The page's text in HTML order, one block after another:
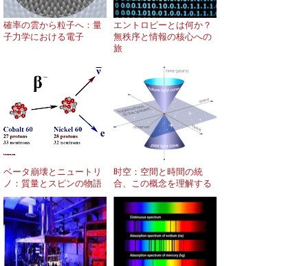
確率の雲から粒子へ：量
子力学における電子
エントロピーとは何か？
無秩序と情報の核心への
旅
ベータ崩壊とニュートリ
ノ：質量とスピンの物語
时空：空間と時間の統
合、この概念を理解する